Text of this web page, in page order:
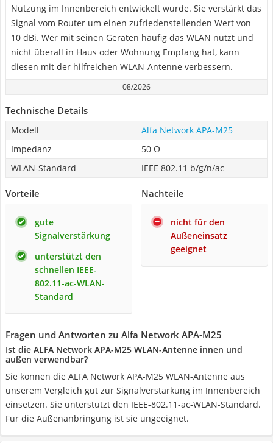
Nutzung im Innenbereich entwickelt wurde. Sie verstärkt das
Signal vom Router um einen zufriedenstellenden Wert von
10 dBi. Wer mit seinen Geräten häufig das WLAN nutzt und
nicht überall in Haus oder Wohnung Empfang hat, kann
diesen mit der hilfreichen WLAN-Antenne verbessern.
08/2026
Technische Details
Modell
Alfa Network APA-M25
Impedanz
50 Ω
WLAN-Standard
IEEE 802.11 b/g/n/ac
Vorteile
gute
Signalverstärkung
unterstützt den
schnellen IEEE-
802.11-ac-WLAN-
Standard
Nachteile
nicht für den
Außeneinsatz
geeignet
Fragen und Antworten zu Alfa Network APA-M25
Ist die ALFA Network APA-M25 WLAN-Antenne innen und
außen verwendbar?
Sie können die ALFA Network APA-M25 WLAN-Antenne aus
unserem Vergleich gut zur Signalverstärkung im Innenbereich
einsetzen. Sie unterstützt den IEEE-802.11-ac-WLAN-Standard.
Für die Außenanbringung ist sie ungeeignet.